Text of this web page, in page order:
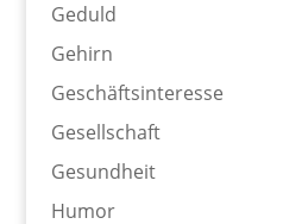
Geduld
Gehirn
Geschäftsinteresse
Gesellschaft
Gesundheit
Humor